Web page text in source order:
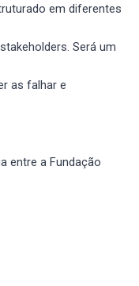
em diferentes
Será um
as falhar e
entre a Fundação